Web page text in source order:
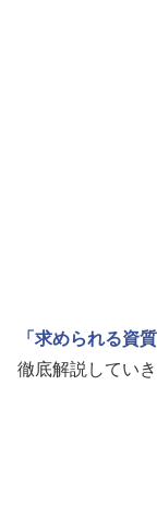
「求められる資質
徹底解説していき